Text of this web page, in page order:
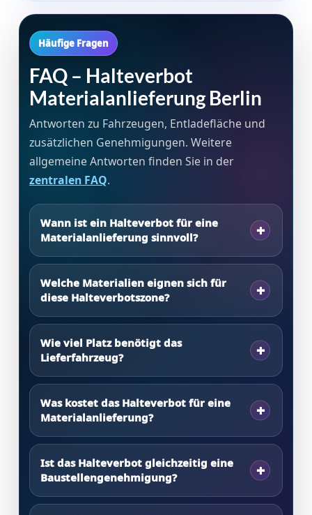
Häufige Fragen
FAQ – Halteverbot
Materialanlieferung Berlin
Antworten zu Fahrzeugen, Entladefläche und
zusätzlichen Genehmigungen. Weitere
allgemeine Antworten finden Sie in der
zentralen FAQ.
Wann ist ein Halteverbot für eine
Materialanlieferung sinnvoll?
Welche Materialien eignen sich für
diese Halteverbotszone?
Wie viel Platz benötigt das
Lieferfahrzeug?
Was kostet das Halteverbot für eine
Materialanlieferung?
Ist das Halteverbot gleichzeitig eine
Baustellengenehmigung?